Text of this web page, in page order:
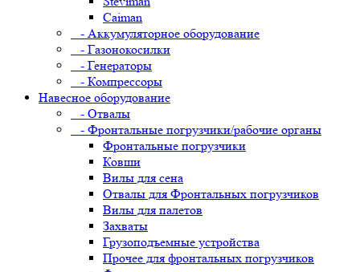
Caiman
- Аккумуляторное оборудование
- Газонокосилки
- Генераторы
- Компрессоры
Навесное оборудование
- Отвалы
- Фронтальные погрузчики/рабочие органы
Фронтальные погрузчики
Ковши
Вилы для сена
Отвалы для Фронтальных погрузчиков
Вилы для палетов
Захваты
Грузоподъемные устройства
Прочее для фронтальных погрузчиков